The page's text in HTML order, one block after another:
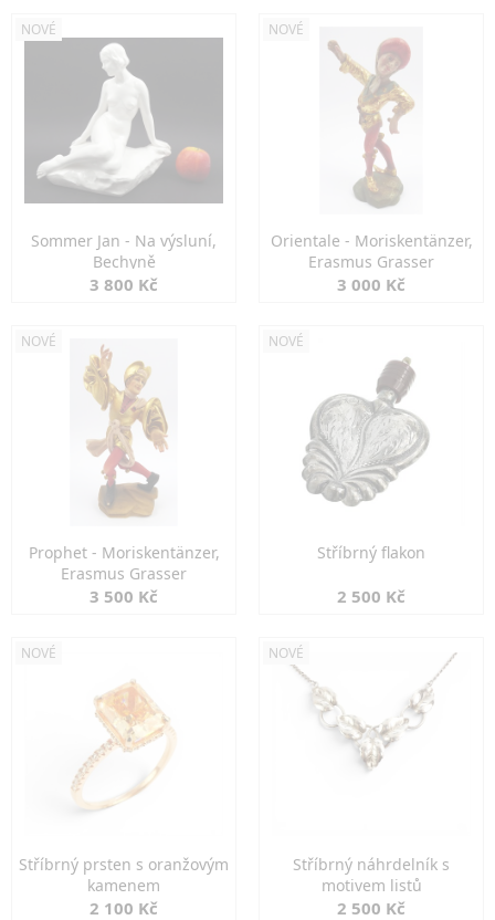
NOVÉ
Sommer Jan - Na výsluní,
Bechyně
3 800 Kč
NOVÉ
Orientale - Moriskentänzer,
Erasmus Grasser
3 000 Kč
NOVÉ
Prophet - Moriskentänzer,
Erasmus Grasser
3 500 Kč
NOVÉ
Stříbrný flakon
2 500 Kč
NOVÉ
Stříbrný prsten s oranžovým
kamenem
2 100 Kč
NOVÉ
Stříbrný náhrdelník s
motivem listů
2 500 Kč